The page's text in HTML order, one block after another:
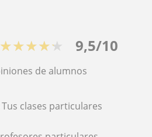
★★★★★ 9,5/10
de alumnos
clases particulares